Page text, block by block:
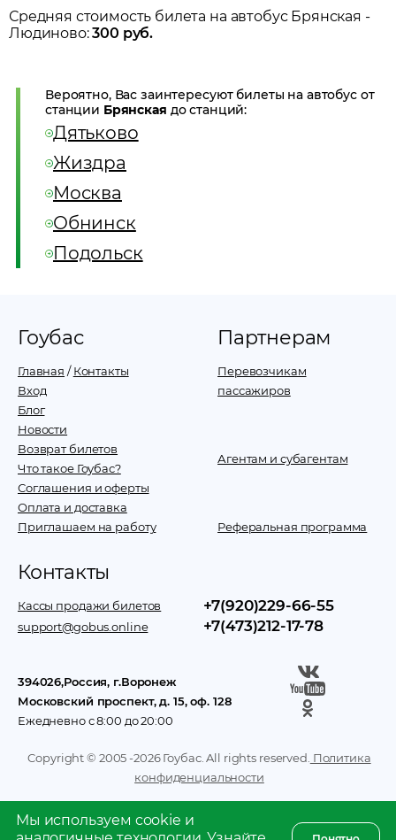
Средняя стоимость билета на автобус Брянская -
Людиново: 300 руб.
Вероятно, Вас заинтересуют билеты на автобус от
станции Брянская до станций:
Дятьково
Жиздра
Москва
Обнинск
Подольск
Мы используем cookie и
Гоубас
Главная /Контакты
Вход
Блог
Новости
Возврат билетов
Что такое Гоубас?
Соглашения и оферты
Оплата и доставка
Приглашаем на работу
Партнерам
Перевозчикам
пассажиров
Агентам и субагентам
Реферальная программа
Контакты
Кассы продажи билетов
support@gobus.online
+7(920)229-66-55
+7(473)212-17-78
394026,Россия, г.Воронеж
Московский проспект, д. 15, оф. 128
Ежедневно с 8:00 до 20:00
Copyright © 2005 -2026Гоубас. All rights reserved. Политика
конфиденциальности